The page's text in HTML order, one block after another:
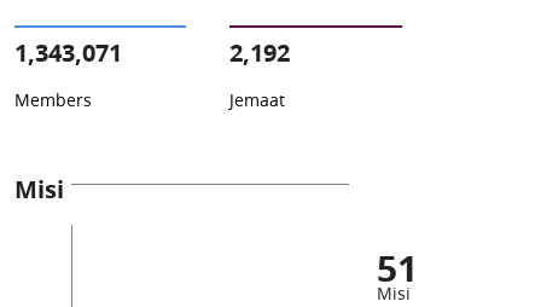
1,343,071
Members
2,192
Jemaat
Misi
51
Misi